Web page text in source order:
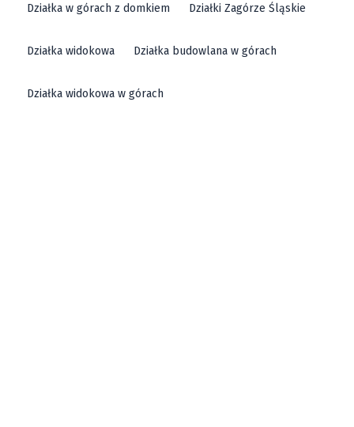
Działka w górach z domkiem Działki Zagórze Śląskie
Działka widokowa Działka budowlana w górach
Działka widokowa w górach